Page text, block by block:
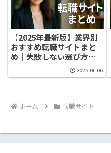
【2025年最新版】業界別
おすすめ転職サイトまと
め｜失敗しない選び方と
活用法を徹底解説 2025.06.06
ホーム 転職サイト